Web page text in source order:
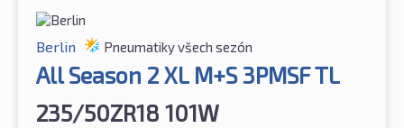
Berlin Pneumatiky všech sezón
All Season 2 XL M+S 3PMSF TL
235/50ZR18 101W